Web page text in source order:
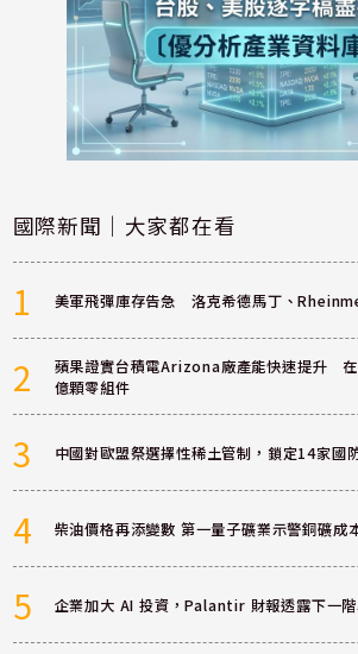
國際新聞｜大家都在看
1 美軍飛彈庫存告急 洛克希德馬丁、
2
蘋果證實台積電Arizona廠產能快速提升 在
億顆零組件
3 中國對歐盟祭選擇性稀土管制，鎖定14家國
4 柴油價格再添變數 第一量子礦業示警銅礦成
5 企業加大 AI 投資，Palantir 財報透露下一